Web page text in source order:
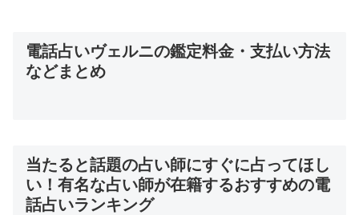
電話占いヴェルニの鑑定料金・支払い方法
などまとめ
当たると話題の占い師にすぐに占ってほし
い！有名な占い師が在籍するおすすめの電
話占いランキング